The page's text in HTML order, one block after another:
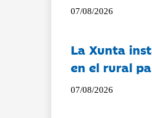
07/08/2026
La Xunta
en el rural
07/08/2026